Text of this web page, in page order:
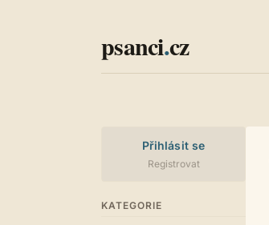
psanci.cz
Přihlásit se
Registrovat
KATEGORIE